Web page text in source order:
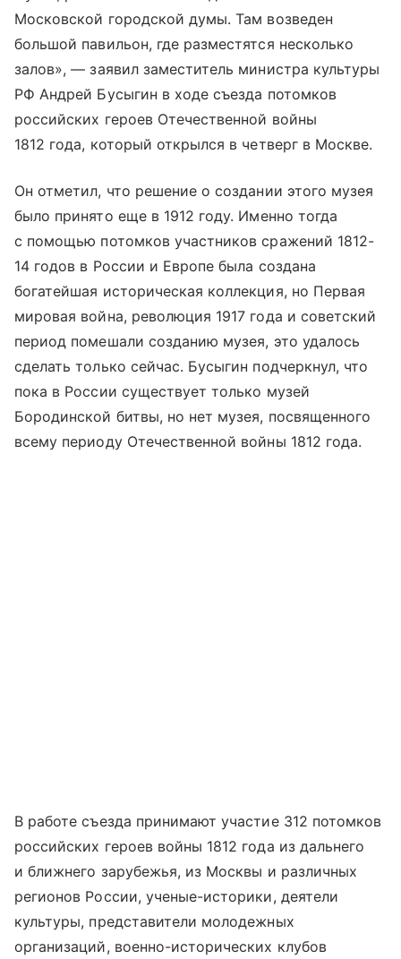
Московской городской думы. Там возведен
большой павильон, где разместятся несколько
залов», — заявил заместитель министра культуры
РФ Андрей Бусыгин в ходе съезда потомков
российских героев Отечественной войны
1812 года, который открылся в четверг в Москве.
Он отметил, что решение о создании этого музея
было принято еще в 1912 году. Именно тогда
с помощью потомков участников сражений 1812-
14 годов в России и Европе была создана
богатейшая историческая коллекция, но Первая
мировая война, революция 1917 года и советский
период помешали созданию музея, это удалось
сделать только сейчас. Бусыгин подчеркнул, что
пока в России существует только музей
Бородинской битвы, но нет музея, посвященного
всему периоду Отечественной войны 1812 года.
В работе съезда принимают участие 312 потомков
российских героев войны 1812 года из дальнего
и ближнего зарубежья, из Москвы и различных
регионов России, ученые-историки, деятели
культуры, представители молодежных
организаций, военно-исторических клубов